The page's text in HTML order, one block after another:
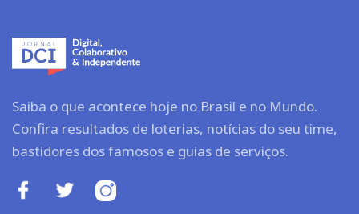
Saiba o que acontece hoje no Brasil e no Mundo.
Confira resultados de loterias, notícias do seu time,
bastidores dos famosos e guias de serviços.